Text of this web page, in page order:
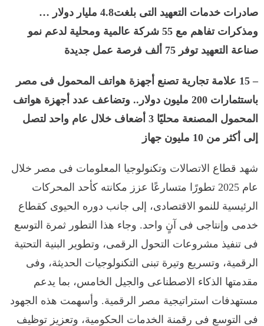
صادرات خدمات التعهيد التى بلغت4.8 مليار دولار …
ومذكرات تفاهم مع 55 شركة عالمية ومحلية لدعم نمو
صناعة التعهيد توفر 75 ألف فرصة عمل جديدة
– 15 علامة تجارية تصنع أجهزة هواتف المحمول فى مصر
باستثمارات 200 مليون دولار.. وتضاعف عدد أجهزة هواتف
المحمول المصنعة محليًا 3 أضعاف خلال عام واحد لتصل
إلى أكثر من 10 مليون جهاز
شهد قطاع الاتصالات وتكنولوجيا المعلومات فى مصر خلال
عام 2025 تطورًا متسارعًا عزز مكانته كأحد المحركات
الرئيسية للنمو الاقتصادى، إلى جانب دوره الحيوى كقطاع
خدمى وإنتاجى فى آنٍ واحد. وجاء هذا التطور ثمرة التوسع
فى تنفيذ مشروعات التحول الرقمى، وتطوير البنية التحتية
الرقمية، وتسريع وتيرة تبنى التكنولوجيات الحديثة، وفى
مقدمتها الذكاء الاصطناعى والجيل الخامس، بما يدعم
مستهدفات استراتيجية مصر الرقمية. وأسهمت هذه الجهود
فى التوسع فى رقمنة الخدمات الحكومية، وتعزيز توظيف